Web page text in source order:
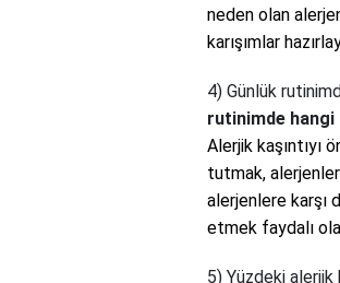
neden olan
karışımlar
4) Günlük
rutinimde hangi
Alerjik kaşıntıyı
tutmak,
alerjenlere karşı
etmek faydalı
5) Yüzdeki